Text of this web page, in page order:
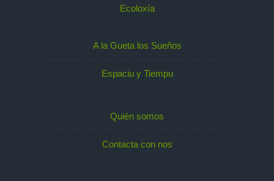
Ecoloxía
A la Gueta los Sueños
Espaciu y Tiempu
Quién somos
Contacta con nos